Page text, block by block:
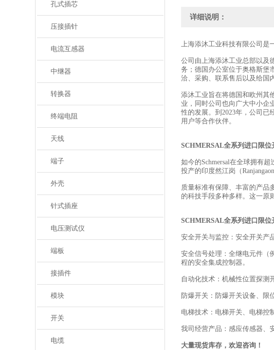
孔式插芯
压接插针
电流互感器
中继器
转换器
终端电阻
天线
端子
外壳
针式插座
电压测试仪
端板
接插件
模块
开关
电缆
详细说明：
上海添沐工业科技有限公司是
公司由上海添沐工业总部以及
务；德国办公室位于奥格斯堡
洽、采购、联系售后以及给国
添沐工业旨在将德国和欧州其
业，同时公司也向广大中小企
性的发展。到2023年，公司已
用户等合作伙伴。
SCHMERSAL全系列进口限位
如今的Schmersal在全球拥有
投产的印度然江岗（
质量标准有保障、丰富的产品
的科技手段多种多样。这一原
SCHMERSAL全系列进口限位
安全开关与监控：安全开关产
安全信号处理：全继电元件（
程的安全集成控制器。
自动化技术：机械性位置探测
防爆开关：防爆开关设备、限
电梯技术：电梯开关、电梯控
我司经营产品：感应传感器、
大量现货库存，欢迎咨询！